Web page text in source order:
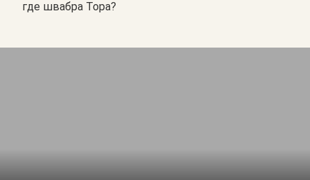
где швабра Тора?